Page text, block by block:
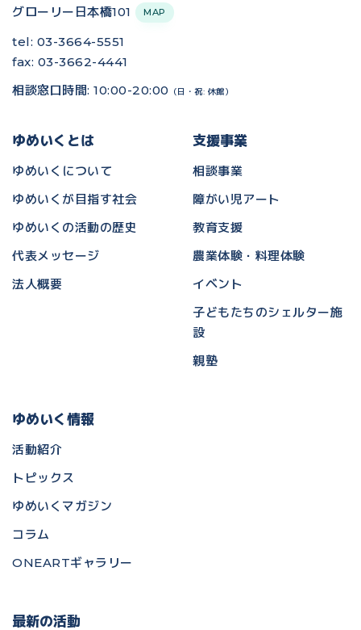
グローリー日本橋101
MAP
tel: 03-3664-5551
fax: 03-3662-4441
相談窓口時間: 10:00-20:00
（日・祝: 休館）
ゆめいくとは
ゆめいくについて
ゆめいくが目指す社会
ゆめいくの活動の歴史
代表メッセージ
法人概要
支援事業
相談事業
障がい児アート
教育支援
農業体験・料理体験
イベント
子どもたちのシェルター施
設
親塾
ゆめいく情報
活動紹介
トピックス
ゆめいくマガジン
コラム
ONEARTギャラリー
最新の活動